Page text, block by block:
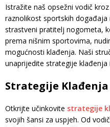
Istražite naš opsežni vodič
raznolikost sportskih
strastveni pratitelj nogometa,
prema nišnim sportovima,
mogućnosti klađenja. Naši
unaprijedite strategije
Strategije Klađenja
Otkrijte učinkovite strategije
svojih šansi za uspjeh. Od